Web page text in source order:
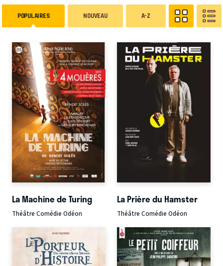
POPULAIRES NOUVEAU A-Z
La Machine de Turing
Théâtre Comédie Odéon
La Prière du Hamster
Théâtre Comédie Odéon